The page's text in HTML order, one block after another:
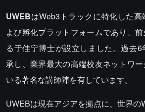
UWEBはWeb3トラックに特化した
よび孵化プラットフォームであり、
る于佳宁博士が設立しました。過去
承し、業界最大の高端校友ネットワ
いる著名な講師陣を有しています。
UWEBは現在アジアを拠点に、世界の